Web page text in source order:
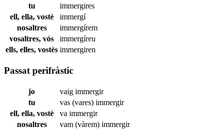
tu
immergires
ell, ella, vostè
immergí
nosaltres
immergírem
vosaltres, vós
immergíreu
ells, elles, vostès immergiren
Passat perifràstic
jo vaig immergir
tu
vas (vares) immergir
ell, ella, vostè
va immergir
nosaltres
vam (vàrem) immergir